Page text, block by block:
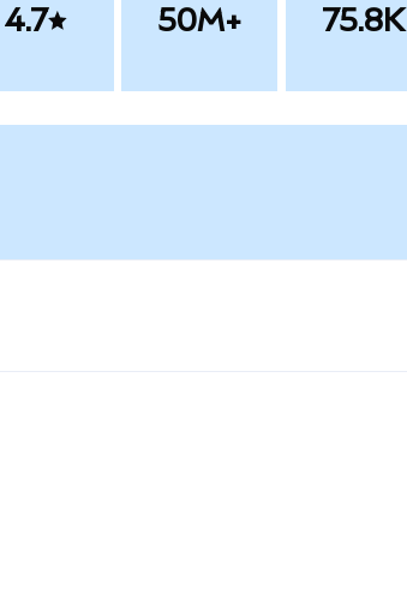
4.7 50M+ 75.8K